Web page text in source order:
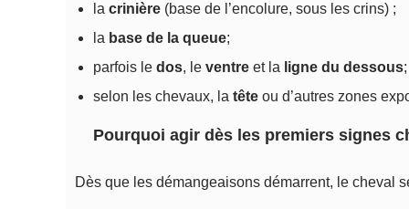
la crinière (base de l’encolure, sous les crins) ;
la base de la queue;
parfois le dos, le ventre et la ligne du dessous;
selon les chevaux, la tête ou d’autres zones
Pourquoi agir dès les premiers signes
Dès que les démangeaisons démarrent, le cheval